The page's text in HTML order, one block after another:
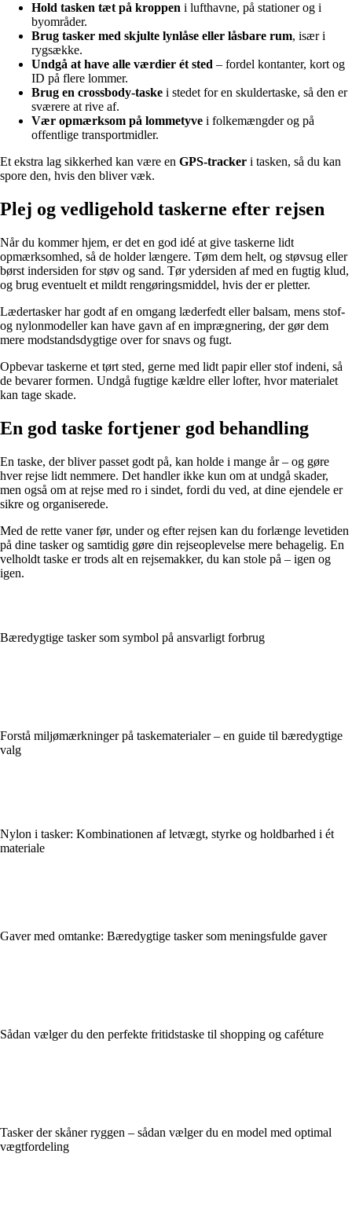
Hold tasken tæt på kroppen i lufthavne, på stationer og i
byområder.
Brug tasker med skjulte lynlåse eller låsbare rum, især i
rygsække.
Undgå at have alle værdier ét sted – fordel kontanter, kort og
ID på flere lommer.
Brug en crossbody-taske i stedet for en skuldertaske, så den er
sværere at rive af.
Vær opmærksom på lommetyve i folkemængder og på
offentlige transportmidler.
Et ekstra lag sikkerhed kan være en GPS-tracker i tasken, så du kan
spore den, hvis den bliver væk.
Plej og vedligehold taskerne efter rejsen
Når du kommer hjem, er det en god idé at give taskerne lidt
opmærksomhed, så de holder længere. Tøm dem helt, og støvsug eller
børst indersiden for støv og sand. Tør ydersiden af med en fugtig klud,
og brug eventuelt et mildt rengøringsmiddel, hvis der er pletter.
Lædertasker har godt af en omgang læderfedt eller balsam, mens stof-
og nylonmodeller kan have gavn af en imprægnering, der gør dem
mere modstandsdygtige over for snavs og fugt.
Opbevar taskerne et tørt sted, gerne med lidt papir eller stof indeni, så
de bevarer formen. Undgå fugtige kældre eller lofter, hvor materialet
kan tage skade.
En god taske fortjener god behandling
En taske, der bliver passet godt på, kan holde i mange år – og gøre
hver rejse lidt nemmere. Det handler ikke kun om at undgå skader,
men også om at rejse med ro i sindet, fordi du ved, at dine ejendele er
sikre og organiserede.
Med de rette vaner før, under og efter rejsen kan du forlænge levetiden
på dine tasker og samtidig gøre din rejseoplevelse mere behagelig. En
velholdt taske er trods alt en rejsemakker, du kan stole på – igen og
igen.
Bæredygtige tasker som symbol på ansvarligt forbrug
Forstå miljømærkninger på taskematerialer – en guide til bæredygtige
valg
Nylon i tasker: Kombinationen af letvægt, styrke og holdbarhed i ét
materiale
Gaver med omtanke: Bæredygtige tasker som meningsfulde gaver
Sådan vælger du den perfekte fritidstaske til shopping og caféture
Tasker der skåner ryggen – sådan vælger du en model med optimal
vægtfordeling